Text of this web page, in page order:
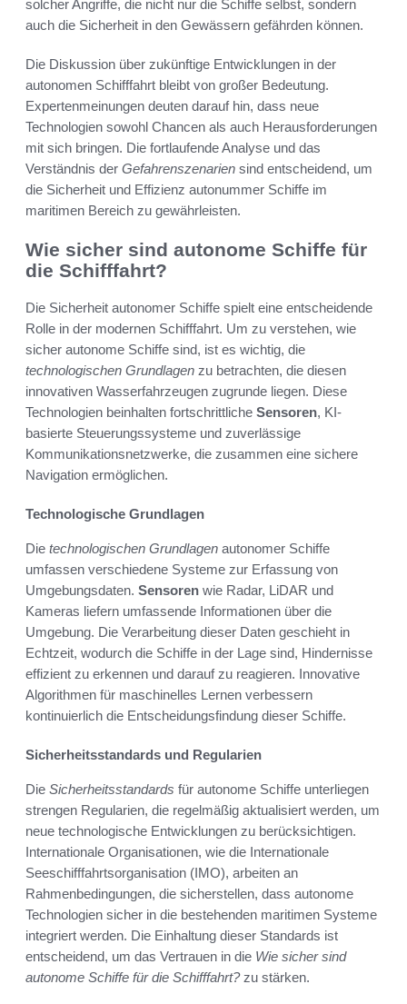
solcher Angriffe, die nicht nur die Schiffe selbst, sondern
auch die Sicherheit in den Gewässern gefährden können.
Die Diskussion über zukünftige Entwicklungen in der
autonomen Schifffahrt bleibt von großer Bedeutung.
Expertenmeinungen deuten darauf hin, dass neue
Technologien sowohl Chancen als auch Herausforderungen
mit sich bringen. Die fortlaufende Analyse und das
Verständnis der Gefahrenszenarien sind entscheidend, um
die Sicherheit und Effizienz autonummer Schiffe im
maritimen Bereich zu gewährleisten.
Wie sicher sind autonome Schiffe für
die Schifffahrt?
Die Sicherheit autonomer Schiffe spielt eine entscheidende
Rolle in der modernen Schifffahrt. Um zu verstehen, wie
sicher autonome Schiffe sind, ist es wichtig, die
technologischen Grundlagen zu betrachten, die diesen
innovativen Wasserfahrzeugen zugrunde liegen. Diese
Technologien beinhalten fortschrittliche Sensoren, KI-
basierte Steuerungssysteme und zuverlässige
Kommunikationsnetzwerke, die zusammen eine sichere
Navigation ermöglichen.
Technologische Grundlagen
Die technologischen Grundlagen autonomer Schiffe
umfassen verschiedene Systeme zur Erfassung von
Umgebungsdaten. Sensoren wie Radar, LiDAR und
Kameras liefern umfassende Informationen über die
Umgebung. Die Verarbeitung dieser Daten geschieht in
Echtzeit, wodurch die Schiffe in der Lage sind, Hindernisse
effizient zu erkennen und darauf zu reagieren. Innovative
Algorithmen für maschinelles Lernen verbessern
kontinuierlich die Entscheidungsfindung dieser Schiffe.
Sicherheitsstandards und Regularien
Die Sicherheitsstandards für autonome Schiffe unterliegen
strengen Regularien, die regelmäßig aktualisiert werden, um
neue technologische Entwicklungen zu berücksichtigen.
Internationale Organisationen, wie die Internationale
Seeschifffahrtsorganisation (IMO), arbeiten an
Rahmenbedingungen, die sicherstellen, dass autonome
Technologien sicher in die bestehenden maritimen Systeme
integriert werden. Die Einhaltung dieser Standards ist
entscheidend, um das Vertrauen in die Wie sicher sind
autonome Schiffe für die Schifffahrt?zu stärken.